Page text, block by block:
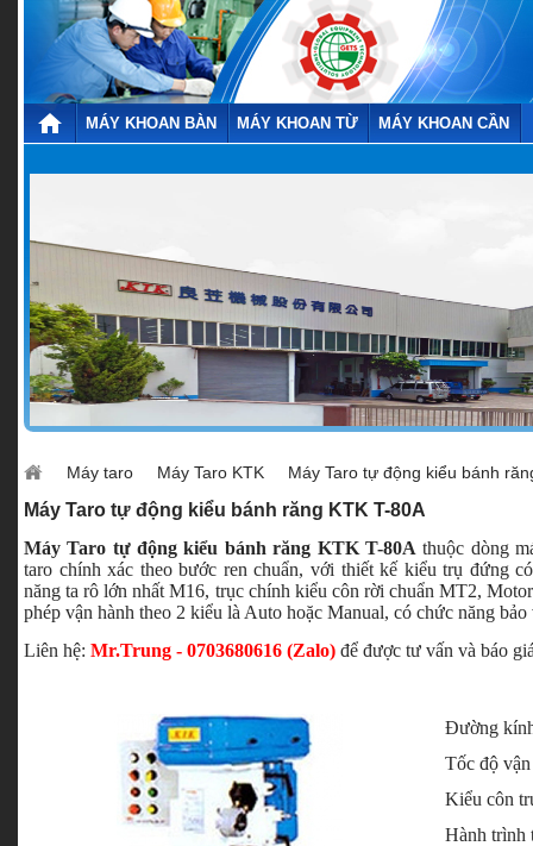
MÁY KHOAN BÀN MÁY KHOAN TỪ MÁY KHOAN CẦN
Máy taro Máy Taro KTK Máy Taro tự động kiểu bánh
Máy Taro tự động kiểu bánh răng KTK T-80A
Máy Taro tự động kiểu bánh răng KTK T-80A thuộc dòng
taro chính xác theo bước ren chuẩn, với thiết kế kiểu trụ đứng
năng ta rô lớn nhất M16, trục chính kiểu côn rời chuẩn MT2,
phép vận hành theo 2 kiểu là Auto hoặc Manual, có chức năng
Liên hệ: Mr.Trung - 0703680616 (Zalo) để được tư vấn và báo
Đường
Tốc độ
Kiểu côn
Hành trình